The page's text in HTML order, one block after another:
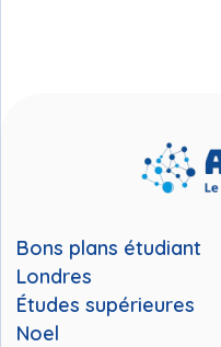
Bons plans étudiant
Londres
Études supérieures
Noel